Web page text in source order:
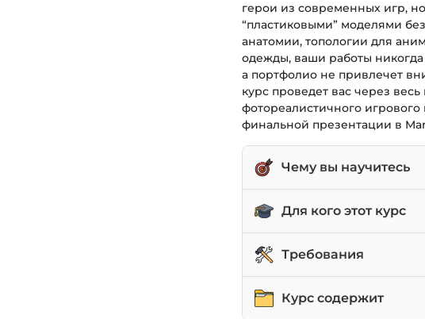
герои из современных игр,
“пластиковыми” моделями
анатомии, топологии для
одежды, ваши работы
а портфолио не привлечет
курс проведет вас через
фотореалистичного игрового
финальной презентации в
Чему вы научитесь
Создавать
Строить правильную
Текстурировать
Painter.
Для кого этот курс
3D-художники
Моделлеры
Требования
Уверенные знания
Курс содержит